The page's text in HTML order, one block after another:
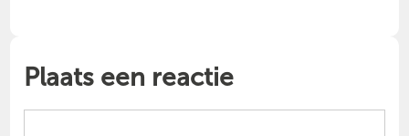
Plaats een reactie